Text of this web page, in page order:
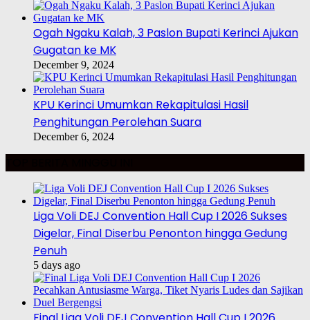
Ogah Ngaku Kalah, 3 Paslon Bupati Kerinci Ajukan
Gugatan ke MK
December 9, 2024
KPU Kerinci Umumkan Rekapitulasi Hasil
Penghitungan Perolehan Suara
December 6, 2024
Liga Voli DEJ Convention Hall Cup I 2026 Sukses
Digelar, Final Diserbu Penonton hingga Gedung
Penuh
5 days ago